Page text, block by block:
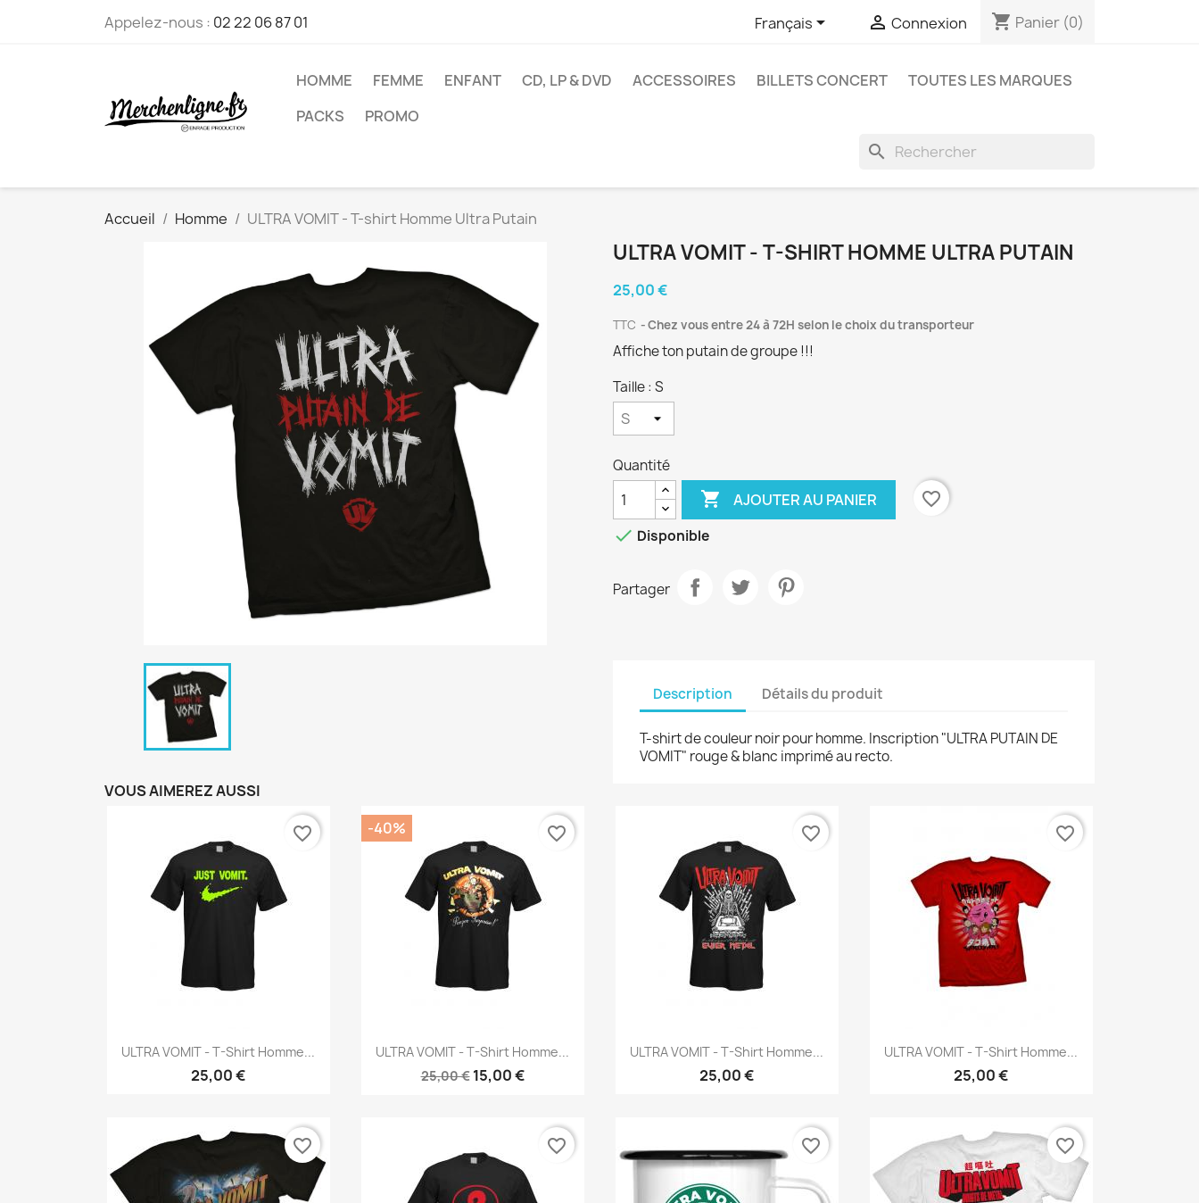
Appelez-nous : 02 22 06 87 01 Français  Connexion shopping_cart Panier (0)
HOMME FEMME ENFANT CD, LP & DVD ACCESSOIRES BILLETS CONCERT
TOUTES LES MARQUES
PACKS
PROMO
search
Accueil Homme ULTRA VOMIT - T-shirt Homme Ultra Putain
ULTRA VOMIT - T-SHIRT HOMME ULTRA PUTAIN
25,00 €
TTC Chez vous entre 24 à 72H selon le choix du transporteur
Affiche ton putain de groupe !!!
Taille : S
Quantité
 AJOUTER AU PANIER
favorite_border
 Disponible
Partager
Description Détails du produit
T-shirt de couleur noir pour homme. Inscription "ULTRA PUTAIN DE
VOMIT" rouge & blanc imprimé au recto.
VOUS AIMEREZ AUSSI
Aperçu rapide
ULTRA VOMIT - T-Shirt Homme...
25,00 €
favorite_border
Aperçu rapide
ULTRA VOMIT - T-Shirt Homme...
25,00 € 15,00 €
-40% favorite_border
Aperçu rapide
ULTRA VOMIT - T-Shirt Homme...
25,00 €
favorite_border
Aperçu rapide
ULTRA VOMIT - T-Shirt Homme...
25,00 €
favorite_border
favorite_border favorite_border favorite_border favorite_border